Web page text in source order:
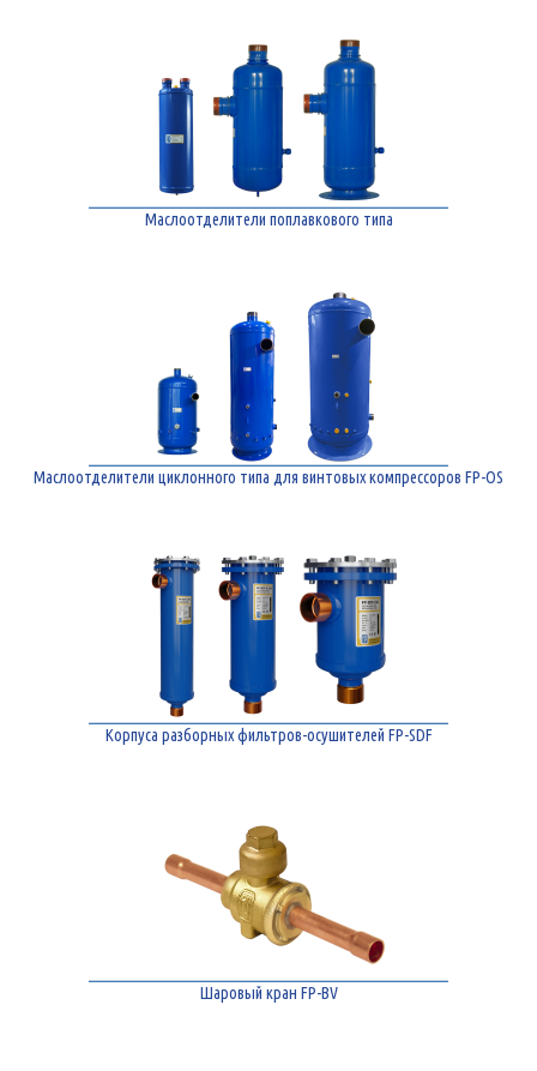
Маслоотделители поплавкового типа
Маслоотделители циклонного типа для винтовых компрессоров FP-OS
Корпуса разборных фильтров-осушителей FP-SDF
Шаровый кран FP-BV